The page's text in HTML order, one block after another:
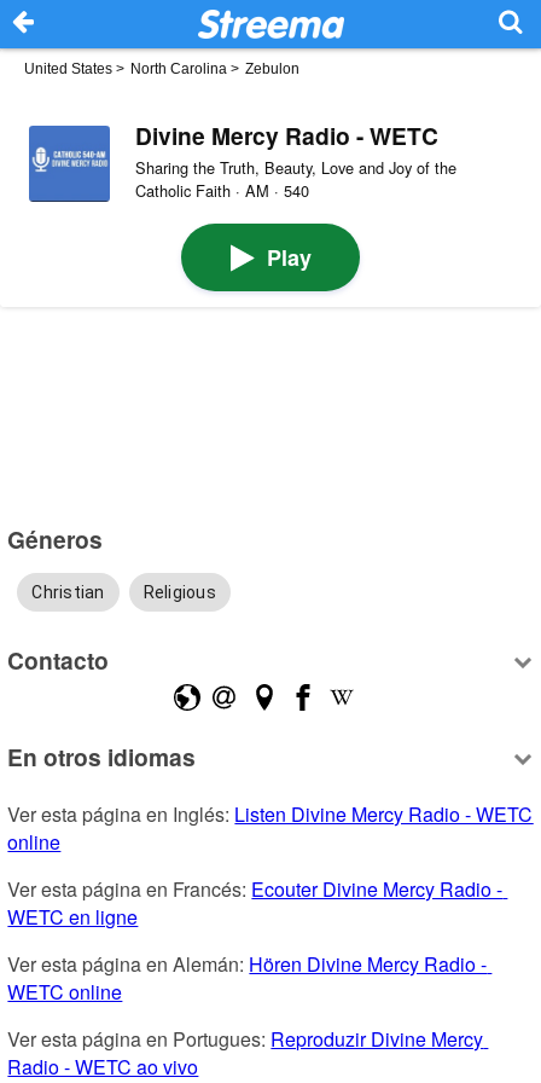
United States > North Carolina > Zebulon
Divine Mercy Radio - WETC
Sharing the Truth, Beauty, Love and Joy of the
Catholic Faith · AM · 540
Play
Géneros
Christian Religious
Contacto
En otros idiomas
Ver esta página en Inglés: Listen Divine Mercy Radio - WETC
online
Ver esta página en Francés: Ecouter Divine Mercy Radio -
WETC en ligne
Ver esta página en Alemán: Hören Divine Mercy Radio -
WETC online
Ver esta página en Portugues: Reproduzir Divine Mercy
Radio - WETC ao vivo